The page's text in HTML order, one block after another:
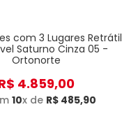
com 3 Lugares Retrátil
Saturno Cinza 05 -
Ortonorte
4.859,00
10x de R$ 485,90